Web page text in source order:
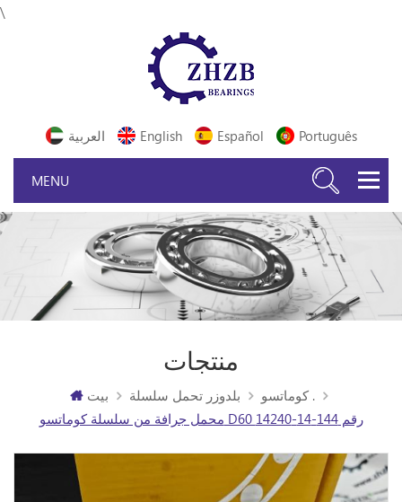
\
العربية English Español Português
منتجات
بيت بلدوزر تحمل سلسلة
كوماتسو .
محمل جرافة من سلسلة كوماتسو D60 رقم 144-14-14240